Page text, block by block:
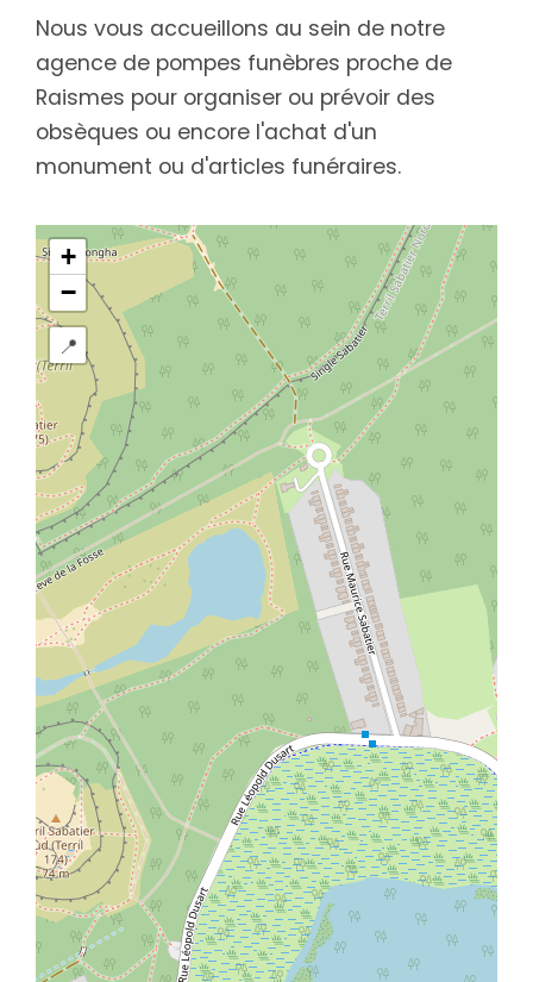
Nous vous accueillons au sein de notre
agence de pompes funèbres proche de
Raismes pour organiser ou prévoir des
obsèques ou encore l'achat d'un
monument ou d'articles funéraires.
+
−